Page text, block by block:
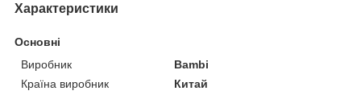
Характеристики
Основні
Виробник
Bambi
Країна виробник
Китай